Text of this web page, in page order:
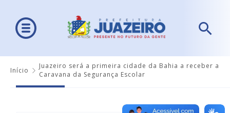
Início
Juazeiro será a primeira cidade da Bahia a receber a
Caravana da Segurança Escolar